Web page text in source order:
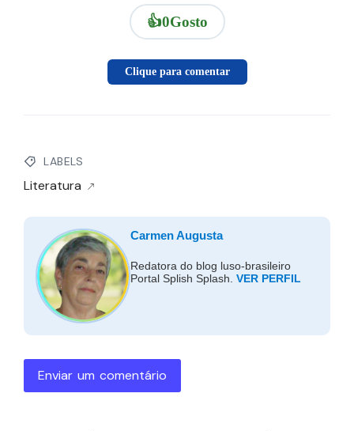
👍0Gosto
Clique para comentar
LABELS
Literatura
Carmen Augusta
Redatora do blog luso-brasileiro
Portal Splish Splash. VER PERFIL
Enviar um comentário